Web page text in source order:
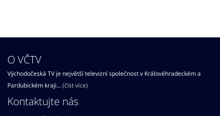
O VČTV
Východočeská TV je největší televizní společnost v Královéhradeckém a
Pardubickém kraji... (číst více)
Kontaktujte nás